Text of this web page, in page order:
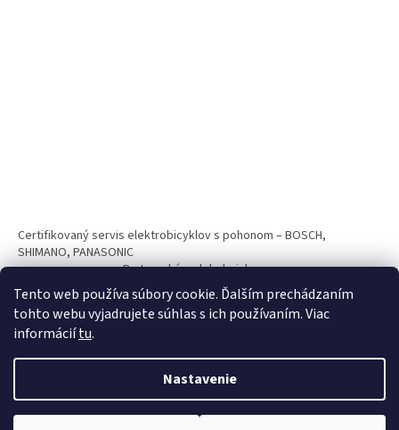
Tento web používa súbory cookie. Ďalším prechádzaním
tohto webu vyjadrujete súhlas s ich používaním. Viac
informáciítu.
Nastavenie
Certifikovaný servis elektrobicyklov s pohonom – BOSCH,
SHIMANO, PANASONIC
Partnerský web hokejshop.eu
Vytvoril Shoptet